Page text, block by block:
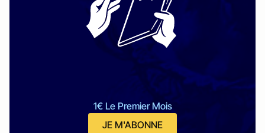
1€ Le Premier Mois
JE M'ABONNE